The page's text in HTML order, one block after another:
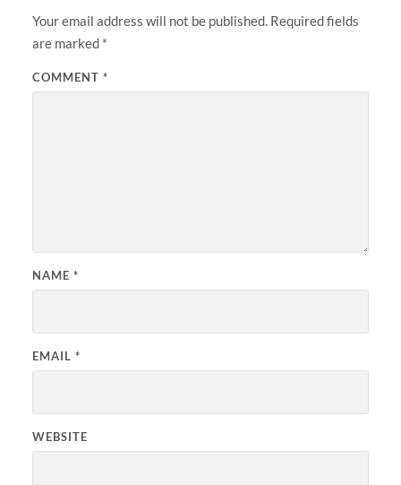
Your email address will not be published. Required fields
are marked *
COMMENT *
NAME *
EMAIL *
WEBSITE